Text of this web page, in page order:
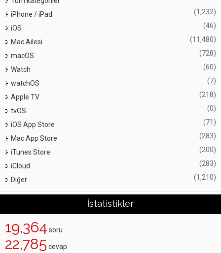
iPhone / iPad
(1,232)
iOS (46)
Mac Ailesi (11,480)
macOS (728)
Watch (60)
watchOS (7)
Apple TV (218)
tvOS (0)
iOS App Store (71)
Mac App Store (283)
iTunes Store (200)
iCloud (283)
Diğer (1,210)
İstatistikler
19,364 soru
22,785 cevap